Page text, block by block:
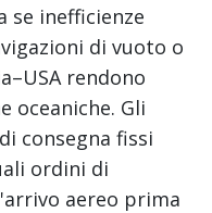
se inefficienze
di vuoto o
rendono
oceaniche. Gli
consegna fissi
ordini di
aereo prima